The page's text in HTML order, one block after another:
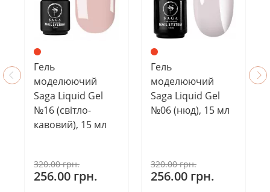
Гель
моделюючий
Saga Liquid Gel
№16 (світло-
кавовий), 15 мл
320.00 грн.
256.00 грн.
Гель
моделюючий
Saga Liquid Gel
№06 (нюд), 15 мл
320.00 грн.
256.00 грн.